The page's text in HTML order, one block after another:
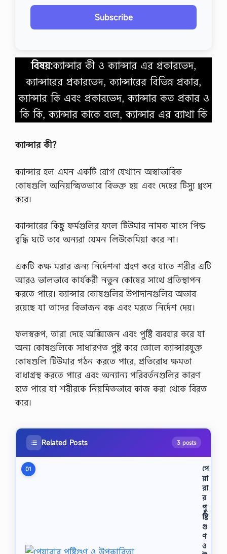
Subscribe
বিষয়:ক্যান্সার কী ও ক্যান্সার এর প্রকারভেদ,
ক্যান্সারের প্রকারভেদ, ক্যান্সারের বিভিন্ন প্রকার,
ক্যান্সার কি এবং প্রকারভেদ, ক্যান্সার কত প্রকার ও
কি কি, ক্যান্সার কাকে বলে, ক্যান্সার এর ব্যাখা কি
ক্যান্সার কী?
ক্যান্সার হল এমন একটি রোগ যেখানে অস্বাভাবিক
কোষগুলি অনিয়ন্ত্রিতভাবে বিভক্ত হয় এবং দেহের টিস্যু ধ্বংস
করে।
ক্যান্সারের কিছু ফর্মগুলির ফলে টিউমার নামক মাংস পিন্ড
বৃদ্ধি ঘটে তবে অন্যরা যেমন লিউকেমিয়া করে না।
একটি কক্ষ মরার জন্য নির্দেশনা গ্রহণ করে যাতে শরীর এটি
আরও ভালভাবে কার্যকরী নতুন কোষের সাথে প্রতিস্থাপন
করতে পারে। ক্যান্সার কোষগুলির উপাদানগুলির অভাব
রয়েছে যা তাদের বিভাজন বন্ধ এবং মরতে নির্দেশ দেয়।
ফলস্বরূপ, তারা দেহে অক্সিজেন এবং পুষ্টি ব্যবহার করে যা
অন্য কোষগুলিকে সাধারণত পুষ্ট করে তোলে ক্যান্সারযুক্ত
কোষগুলি টিউমার গঠন করতে পারে, প্রতিরোধ ক্ষমতা
বাধাগ্রস্থ করতে পারে এবং অন্যান্য পরিবর্তনগুলির কারণ
হতে পারে যা শরীরকে নিয়মিতভাবে কাজ করা থেকে বিরত
করে।
Related Posts 3 posts
01
পে
য়া
রা
র
পু
ষ্টি
গু
ণ
ও